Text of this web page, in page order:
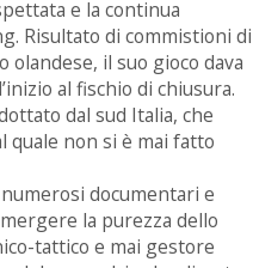
e la continua
Risultato di commistioni di
olandese, il suo gioco dava
al fischio di chiusura.
dal sud Italia, che
quale non si è mai fatto
documentari e
la purezza dello
tattico e mai gestore